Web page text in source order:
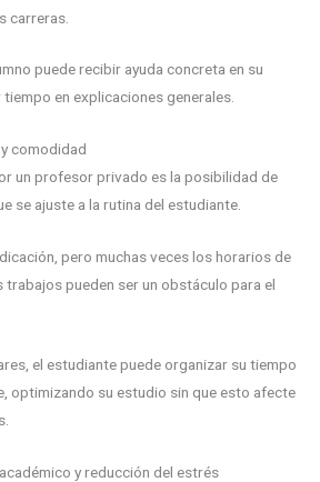
carreras.
puede recibir ayuda concreta en su
en explicaciones generales.
comodidad
un profesor privado es la posibilidad de
se ajuste a la rutina del estudiante.
pero muchas veces los horarios de
trabajos pueden ser un obstáculo para el
el estudiante puede organizar su tiempo
optimizando su estudio sin que esto afecte
y reducción del estrés